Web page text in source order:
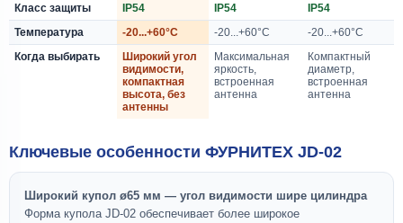
Класс защиты IP54 IP54
IP54
Температура
-20...+60°C -20...+60°C
-20...+60°C
Когда выбирать
Широкий угол
видимости,
компактная
высота, без
антенны
Максимальная
яркость,
встроенная
антенна
Компактный
диаметр,
встроенная
антенна
Ключевые особенности ФУРНИТЕХ JD-02
Широкий купол ø65 мм — угол видимости шире цилиндра
Форма купола JD-02 обеспечивает более широкое